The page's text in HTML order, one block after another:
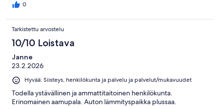
0
Tarkistettu arvostelu
10/10 Loistava
Janne
23.2.2026
Hyvää: Siisteys, henkilökunta ja palvelu ja palvelut/mukavuudet
Todella ystävällinen ja ammattitaitoinen henkilökunta.
Erinomainen aamupala. Auton lämmityspaikka plussaa.